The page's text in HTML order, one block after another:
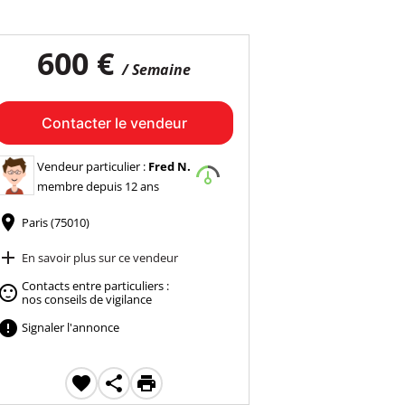
600 €/ Semaine
Contacter le vendeur
Vendeur particulier : Fred N.
membre depuis 12 ans
Paris (75010)
En savoir plus sur ce vendeur
Contacts entre particuliers :
nos conseils de vigilance
Signaler l'annonce
  